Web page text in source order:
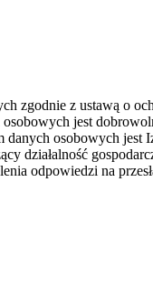
zgodnie z ustawą o
jest
osobowych
działalność
odpowiedzi na